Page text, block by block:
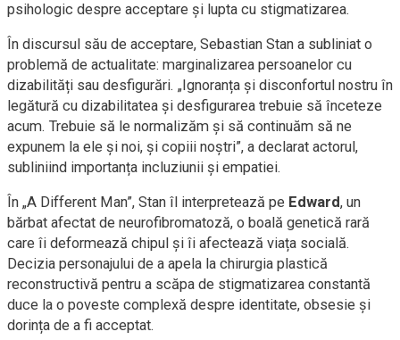
psihologic despre acceptare și lupta cu stigmatizarea.
În discursul său de acceptare, Sebastian Stan a subliniat o
problemă de actualitate: marginalizarea persoanelor cu
dizabilități sau desfigurări. „Ignoranța și disconfortul nostru în
legătură cu dizabilitatea și desfigurarea trebuie să înceteze
acum. Trebuie să le normalizăm și să continuăm să ne
expunem la ele și noi, și copiii noștri”, a declarat actorul,
subliniind importanța incluziunii și empatiei.
În „A Different Man”, Stan îl interpretează pe Edward, un
bărbat afectat de neurofibromatoză, o boală genetică rară
care îi deformează chipul și îi afectează viața socială.
Decizia personajului de a apela la chirurgia plastică
reconstructivă pentru a scăpa de stigmatizarea constantă
duce la o poveste complexă despre identitate, obsesie și
dorința de a fi acceptat.